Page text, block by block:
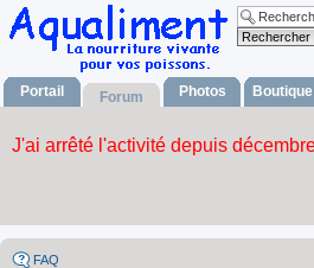
Portail Forum Photos Boutique
FAQ